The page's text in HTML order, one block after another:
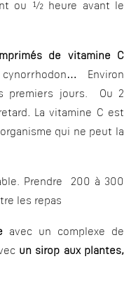
ou ½ heure avant le
de vitamine C
cynorrhodon… Environ
premiers jours. Ou 2
. La vitamine C est
qui ne peut la
Prendre 200 à 300
les repas
avec un complexe de
un sirop aux plantes,